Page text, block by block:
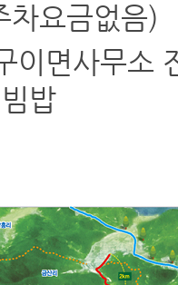
차요금없음)
이면사무
밥